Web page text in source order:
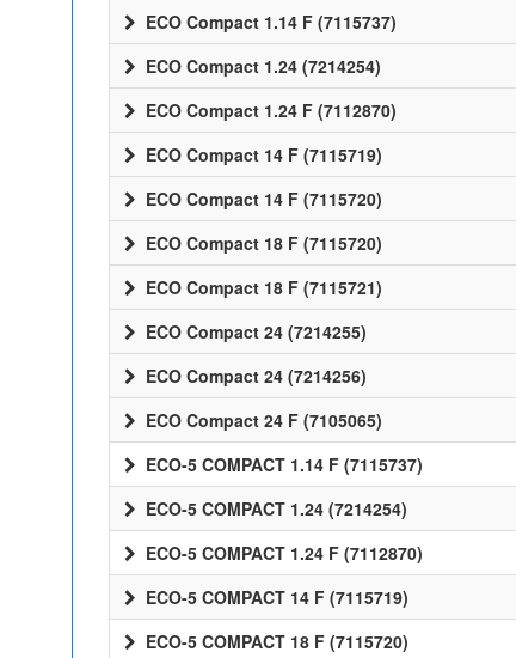
ECO Compact 1.14 F (7115737)
ECO Compact 1.24 (7214254)
ECO Compact 1.24 F (7112870)
ECO Compact 14 F (7115719)
ECO Compact 14 F (7115720)
ECO Compact 18 F (7115720)
ECO Compact 18 F (7115721)
ECO Compact 24 (7214255)
ECO Compact 24 (7214256)
ECO Compact 24 F (7105065)
ECO-5 COMPACT 1.14 F (7115737)
ECO-5 COMPACT 1.24 (7214254)
ECO-5 COMPACT 1.24 F (7112870)
ECO-5 COMPACT 14 F (7115719)
ECO-5 COMPACT 18 F (7115720)